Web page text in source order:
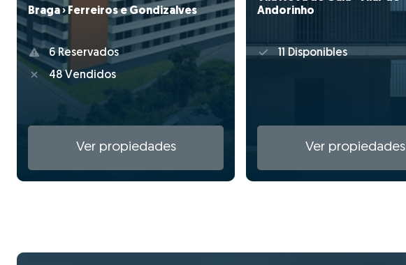
Braga › Ferreiros e Gondizalves
6 Reservados
48 Vendidos
Ver propiedades
Andorinho
11 Disponibles
Ver propiedades